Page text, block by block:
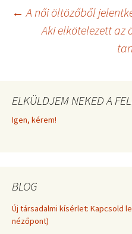
t
e
r
)
o
k
navigáció
← A női öltözőből
Aki elkötelezett az
ELKÜLDJEM NEKED A
Igen, kérem!
BLOG
Új társadalmi kísérlet: Kapcsold
nézőpont)